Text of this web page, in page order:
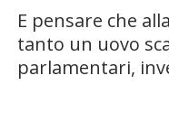
E pensare che
tanto un uovo
parlamentari,